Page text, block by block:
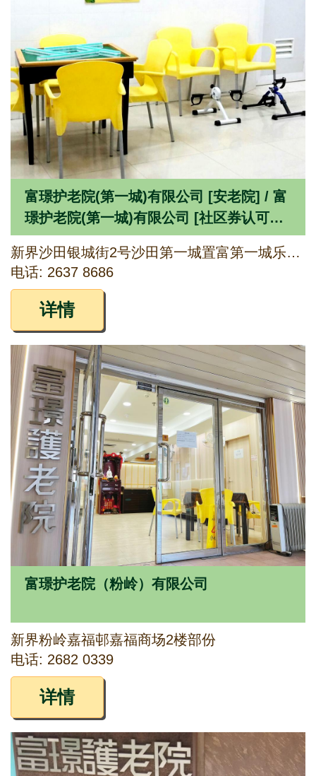
富璟护老院(第一城)有限公司 [安老院] / 富
璟护老院(第一城)有限公司 [社区券认可服
务单位]
新界沙田银城街2号沙田第一城置富第一城乐荟4楼402A铺(第一部份)
电话: 2637 8686
详情
富璟护老院（粉岭）有限公司
新界粉岭嘉福邨嘉福商场2楼部份
电话: 2682 0339
详情